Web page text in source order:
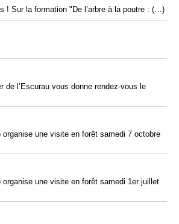
! Sur la formation "De l’arbre à la poutre : (…)
de l’Escurau vous donne rendez-vous le
organise une visite en forêt samedi 7 octobre
organise une visite en forêt samedi 1er juillet